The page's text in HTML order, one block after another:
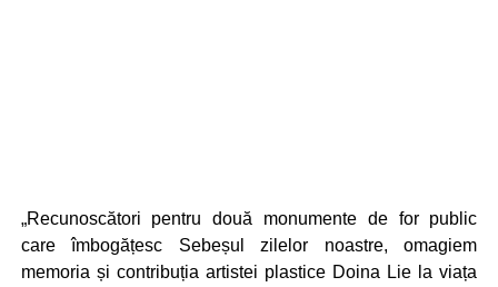
„Recunoscători pentru două monumente de for public
care îmbogățesc Sebeșul zilelor noastre, omagiem
memoria și contribuția artistei plastice Doina Lie la viața